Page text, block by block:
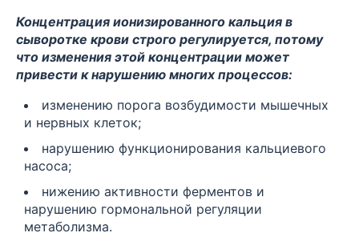
Концентрация ионизированного кальция в
сыворотке крови строго регулируется, потому
что изменения этой концентрации может
привести к нарушению многих процессов:
изменению порога возбудимости мышечных
и нервных клеток;
нарушению функционирования кальциевого
насоса;
нижению активности ферментов и
нарушению гормональной регуляции
метаболизма.